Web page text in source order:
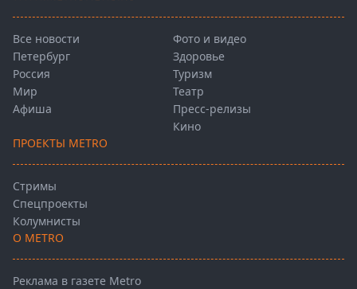
Все новости
Петербург
Россия
Мир
Афиша
Фото и видео
Здоровье
Туризм
Театр
Пресс-релизы
Кино
ПРОЕКТЫ METRO
Стримы
Спецпроекты
Колумнисты
О METRO
Реклама в газете Metro